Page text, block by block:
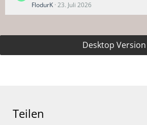
FlodurK 23. Juli 2026
Desktop Version
Teilen